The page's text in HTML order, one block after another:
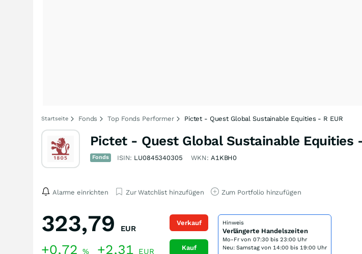
Startseite Fonds Top Fonds Performer Pictet - Quest Global Sustainable Equities - R EUR
Pictet - Quest Global Sustainable Equities
Fonds ISIN: LU0845340305 WKN: A1KBH0
Alarme einrichten Zur Watchlist hinzufügen Zum Portfolio hinzufügen
323,79 EUR
+0,72 % +2,31 EUR
Verkauf
Kauf
Hinweis
Verlängerte Handelszeiten
Mo-Fr von 07:30 bis 23:00 Uhr
Neu: Samstag von 14:00 bis 19:00 Uhr